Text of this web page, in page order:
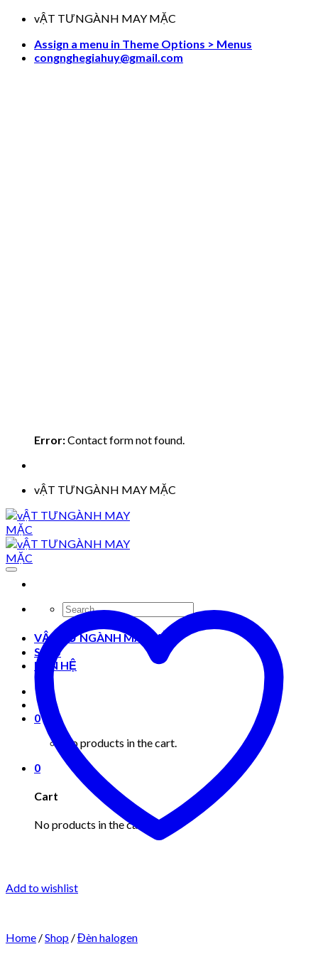
Skip
content
vẬT TƯNGÀNH MAY MẶC
Assign a menu in Theme Options > Menus
congnghegiahuy@gmail.com
Error:Contact form not found.
vẬT TƯNGÀNH MAY MẶC
Search
for:
VẬT TƯ NGÀNH MAY MẶC
Shop
LIÊN HỆ
0
No products in the cart.
0
Cart
No products in the cart.
Add to wishlist
Home /Shop /Đèn halogen